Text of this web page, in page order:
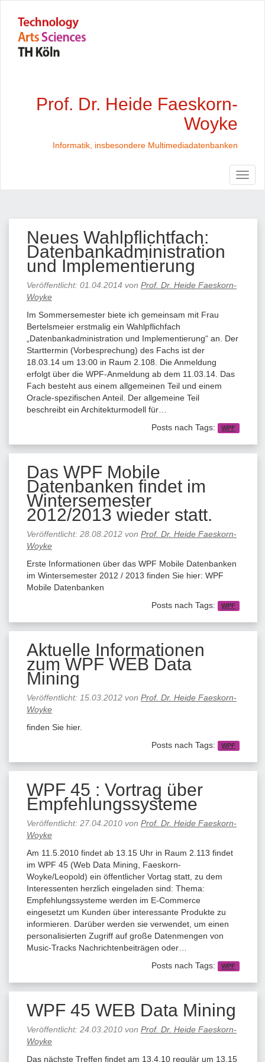
Prof. Dr. Heide Faeskorn-
Woyke
Informatik, insbesondere Multimediadatenbanken
Neues Wahlpflichtfach:
Datenbankadministration
und Implementierung
Veröffentlicht: 01.04.2014 von Prof. Dr. Heide Faeskorn-
Woyke
Im Sommersemester biete ich gemeinsam mit Frau
Bertelsmeier erstmalig ein Wahlpflichfach
„Datenbankadministration und Implementierung“ an. Der
Starttermin (Vorbesprechung) des Fachs ist der
18.03.14 um 13:00 in Raum 2.108. Die Anmeldung
erfolgt über die WPF-Anmeldung ab dem 11.03.14. Das
Fach besteht aus einem allgemeinen Teil und einem
Oracle-spezifischen Anteil. Der allgemeine Teil
beschreibt ein Architekturmodell für…
Posts nach Tags:
WPF
Das WPF Mobile
Datenbanken findet im
Wintersemester
2012/2013 wieder statt.
Veröffentlicht: 28.08.2012 von Prof. Dr. Heide Faeskorn-
Woyke
Erste Informationen über das WPF Mobile Datenbanken
im Wintersemester 2012 / 2013 finden Sie hier: WPF
Mobile Datenbanken
Posts nach Tags:
WPF
Aktuelle Informationen
zum WPF WEB Data
Mining
Veröffentlicht: 15.03.2012 von Prof. Dr. Heide Faeskorn-
Woyke
finden Sie hier.
Posts nach Tags:
WPF
WPF 45 : Vortrag über
Empfehlungssysteme
Veröffentlicht: 27.04.2010 von Prof. Dr. Heide Faeskorn-
Woyke
Am 11.5.2010 findet ab 13.15 Uhr in Raum 2.113 findet
im WPF 45 (Web Data Mining, Faeskorn-
Woyke/Leopold) ein öffentlicher Vortag statt, zu dem
Interessenten herzlich eingeladen sind: Thema:
Empfehlungssysteme werden im E-Commerce
eingesetzt um Kunden über interessante Produkte zu
informieren. Darüber werden sie verwendet, um einen
personalisierten Zugriff auf große Datenmengen von
Music-Tracks Nachrichtenbeiträgen oder…
Posts nach Tags:
WPF
WPF 45 WEB Data Mining
Veröffentlicht: 24.03.2010 von Prof. Dr. Heide Faeskorn-
Woyke
Das nächste Treffen findet am 13.4.10 regulär um 13.15